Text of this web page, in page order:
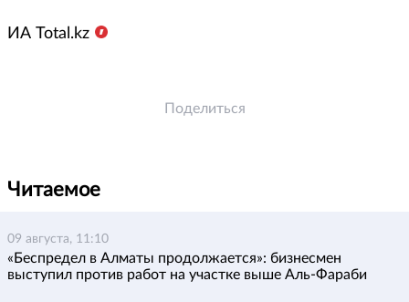
ИА Total.kz
Поделиться
Читаемое
09 августа, 11:10
«Беспредел в Алматы продолжается»: бизнесмен
выступил против работ на участке выше Аль-Фараби